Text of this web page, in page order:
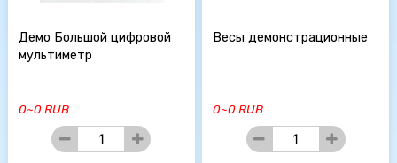
Демо Большой цифровой
мультиметр
0~0 RUB
Весы демонстрационные
0~0 RUB